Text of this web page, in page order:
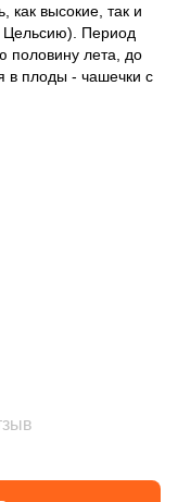
как высокие, так и
Цельсию). Период
половину лета, до
в плоды - чашечки с